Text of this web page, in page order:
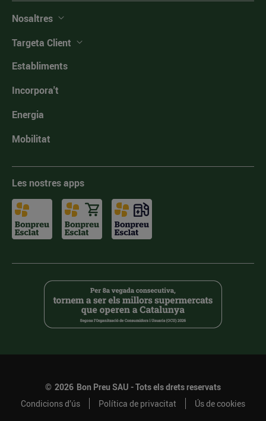
Nosaltres
Targeta Client
Establiments
Incorpora't
Energia
Mobilitat
Les nostres apps
© 2026 Bon Preu SAU - Tots els drets reservats
Condicions d’ús
Política de privacitat Ús de cookies